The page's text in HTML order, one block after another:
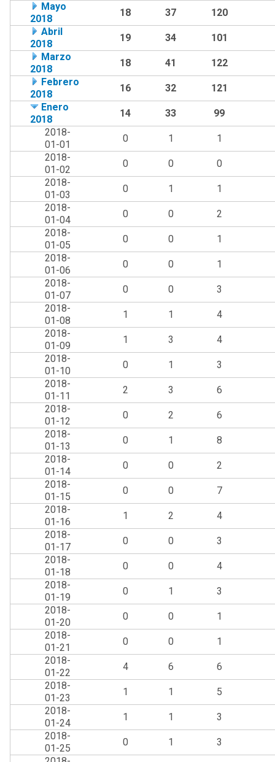
Mayo
2018
18 37
120
Abril
2018
19 34
101
Marzo
2018
18 41
122
Febrero
2018
16 32
121
Enero
2018
14 33
99
2018-
01-01
0 1
1
2018-
01-02
0 0
0
2018-
01-03
0 1
1
2018-
01-04
0 0
2
2018-
01-05
0 0
1
2018-
01-06
0 0
1
2018-
01-07
0 0
3
2018-
01-08
1 1
4
2018-
01-09
1 3
4
2018-
01-10
0 1
3
2018-
01-11
2 3
6
2018-
01-12
0 2
6
2018-
01-13
0 1
8
2018-
01-14
0 0
2
2018-
01-15
0 0
7
2018-
01-16
1 2
4
2018-
01-17
0 0
3
2018-
01-18
0 0
4
2018-
01-19
0 1
3
2018-
01-20
0 0
1
2018-
01-21
0 0
1
2018-
01-22
4 6
6
2018-
01-23
1 1
5
2018-
01-24
1 1
3
2018-
01-25
0 1
3